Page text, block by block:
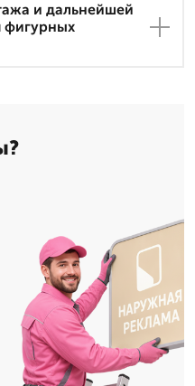
и дальнейшей
фигурных